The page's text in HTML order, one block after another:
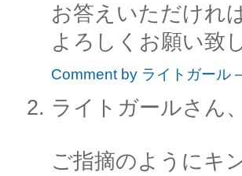
お答えいただけれ
よろしくお願い致
Comment by ライトガー
ライトガールさん
ご指摘のようにキ